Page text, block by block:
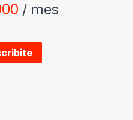
/ mes